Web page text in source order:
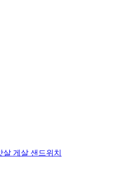
살 게살 샌드위치